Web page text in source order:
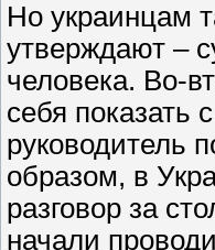
Но украинцам
утверждают –
человека. Во-
себя показать
руководитель
образом, в
разговор за
начали